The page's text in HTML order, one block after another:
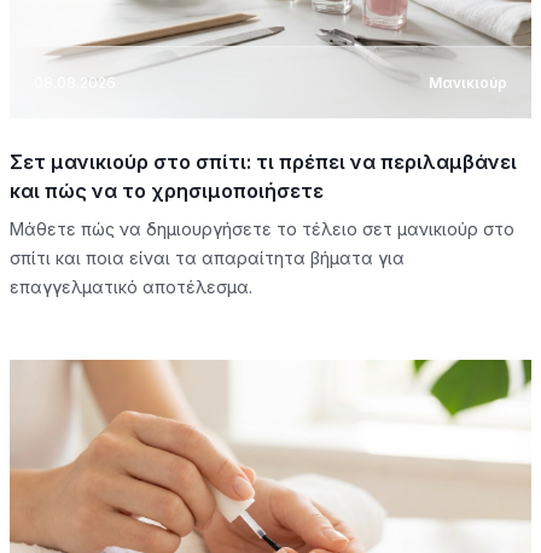
08.08.2026 Μανικιούρ
Σετ μανικιούρ στο σπίτι: τι πρέπει να περιλαμβάνει
και πώς να το χρησιμοποιήσετε
Μάθετε πώς να δημιουργήσετε το τέλειο σετ μανικιούρ στο
σπίτι και ποια είναι τα απαραίτητα βήματα για
επαγγελματικό αποτέλεσμα.